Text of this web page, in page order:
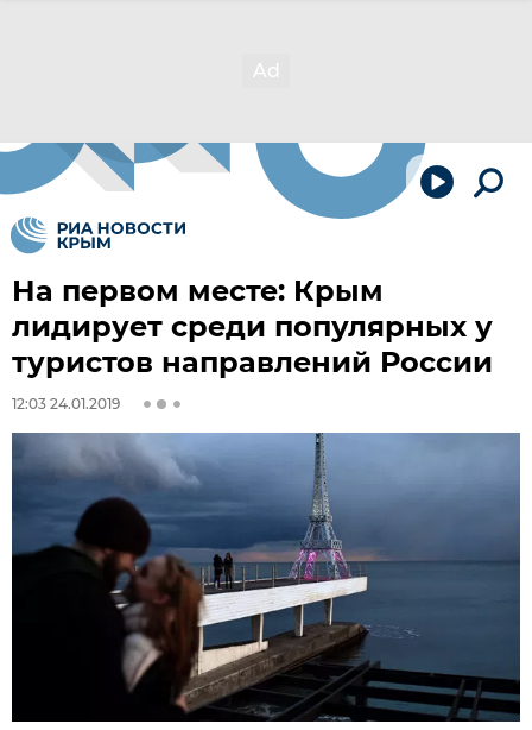
На первом месте: Крым
лидирует среди популярных у
туристов направлений России
12:03 24.01.2019